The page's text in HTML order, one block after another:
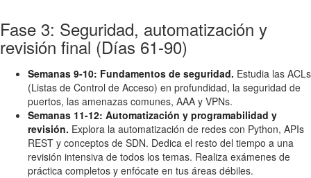
Fase 3: Seguridad, automatización y
revisión final (Días 61-90)
Semanas 9-10: Fundamentos de seguridad. Estudia las ACLs
(Listas de Control de Acceso) en profundidad, la seguridad de
puertos, las amenazas comunes, AAA y VPNs.
Semanas 11-12: Automatización y programabilidad y
revisión. Explora la automatización de redes con Python, APIs
REST y conceptos de SDN. Dedica el resto del tiempo a una
revisión intensiva de todos los temas. Realiza exámenes de
práctica completos y enfócate en tus áreas débiles.